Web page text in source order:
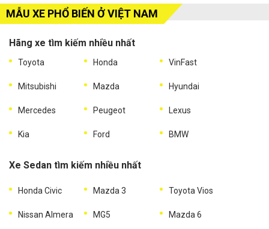
MẪU XE PHỔ BIẾN Ở VIỆT NAM
Hãng xe tìm kiếm nhiều nhất
Toyota Honda VinFast
Mitsubishi Mazda Hyundai
Mercedes Peugeot Lexus
Kia Ford BMW
Xe Sedan tìm kiếm nhiều nhất
Honda Civic Mazda 3 Toyota Vios
Nissan Almera MG5 Mazda 6